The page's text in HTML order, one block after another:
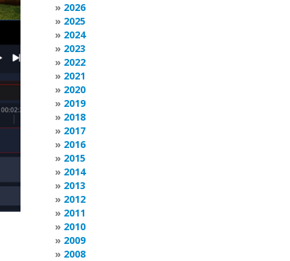
2026
2025
2024
2023
2022
2021
2020
2019
2018
2017
2016
2015
2014
2013
2012
2011
2010
2009
2008